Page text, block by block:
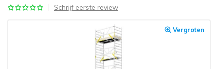
Schrijf eerste review
Vergroten